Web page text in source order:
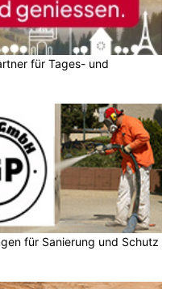
für Tages- und
für Sanierung und Schutz